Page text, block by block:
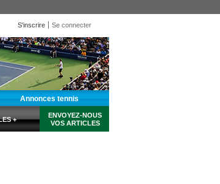
S'inscrire Se connecter
Annonces tennis
+
ENVOYEZ-NOUS
VOS ARTICLES